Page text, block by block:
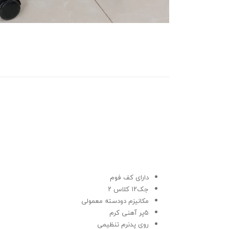
دارای کف فوم
جک۱۲ کلاس ۲
مکانیزم دودسته معمولی
۵پر آهنی کرم
روی پدنرم تنظیمی